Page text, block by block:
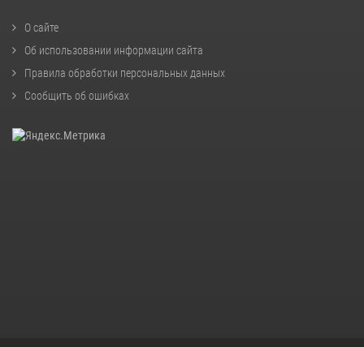
О сайте
Об использовании информации сайта
Правила обработки персональных данных
Сообщить об ошибках